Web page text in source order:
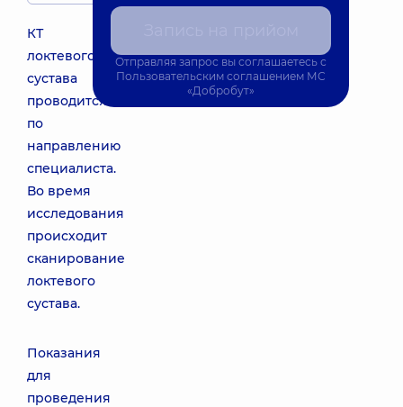
КТ
локтевого
сустава
проводится
по
направлению
специалиста.
Во время
исследования
происходит
сканирование
локтевого
сустава.
Показания
для
проведения
Отправляя запрос вы соглашаетесь с
Пользовательским соглашением МС
«Добробут»